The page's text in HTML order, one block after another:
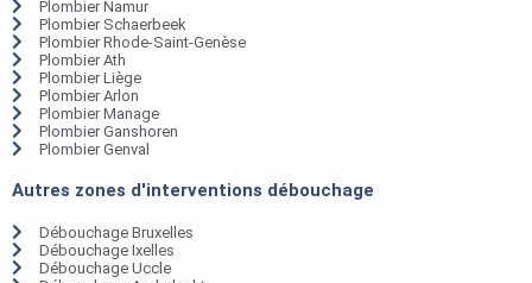
Plombier Namur
Plombier Schaerbeek
Plombier Rhode-Saint-Genèse
Plombier Ath
Plombier Liège
Plombier Arlon
Plombier Manage
Plombier Ganshoren
Plombier Genval
Autres zones d'interventions débouchage
Débouchage Bruxelles
Débouchage Ixelles
Débouchage Uccle